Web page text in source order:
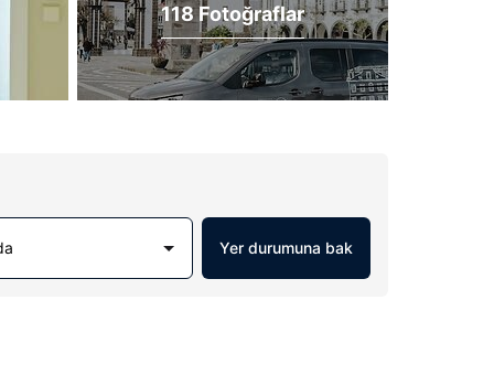
118 Fotoğraflar
Yer durumuna bak